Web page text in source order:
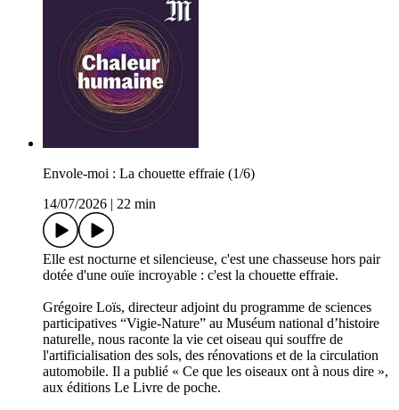
Envole-moi : La chouette effraie (1/6)
14/07/2026 | 22 min
Elle est nocturne et silencieuse, c'est une chasseuse hors pair
dotée d'une ouïe incroyable : c'est la chouette effraie.
Grégoire Loïs, directeur adjoint du programme de sciences
participatives “Vigie-Nature” au Muséum national d’histoire
naturelle, nous raconte la vie cet oiseau qui souffre de
l'artificialisation des sols, des rénovations et de la circulation
automobile. Il a publié « Ce que les oiseaux ont à nous dire »,
aux éditions Le Livre de poche.